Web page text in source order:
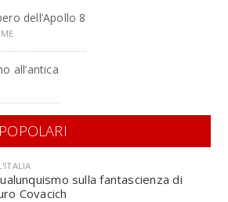
dell’Apollo 8
all’antica
sulla fantascienza di
Covacich